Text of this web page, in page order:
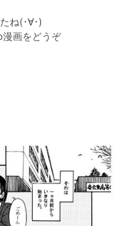
ね(･∀･)
画をどうぞ